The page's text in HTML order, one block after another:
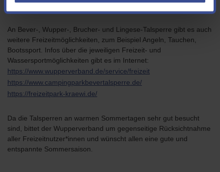
gewährleisten.
An Bever-, Wupper-, Brucher- und Lingese-Talsperre gibt es auch
weitere Freizeitmöglichkeiten, zum Beispiel Angeln, Tauchen,
Bootssport. Infos über die jeweiligen Freizeit- und
Wassersportmöglichkeiten gibt es im Internet:
https://www.wupperverband.de/service/freizeit
https://www.campingparkbevertalsperre.de/
https://freizeitpark-kraewi.de/
Da die Talsperren an warmen Sommertagen sehr gut besucht
sind, bittet der Wupperverband um gegenseitige Rücksichtnahme
aller Freizeitnutzer*innen und wünscht allen eine gute und
entspannte Sommersaison.